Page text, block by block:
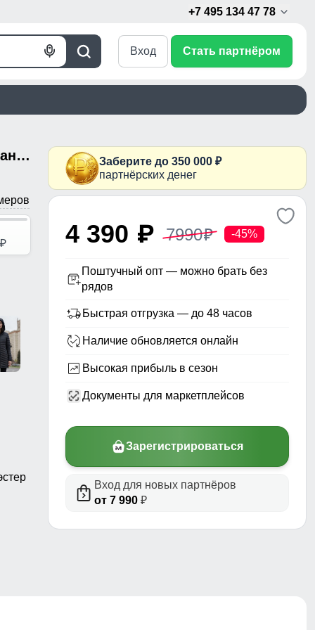
+7 495 134 47 78
Поиск
Голосовой
Вход Стать партнёром
Куртка женская удлинённая стёганая с капюшоном и графеновой подкладкой бордового цвета 9628_1Bo
p
Заберите до 350 000 ₽
партнёрских денег
4 390 p 7990p -45%
Поштучный опт — можно брать без
рядов
Быстрая отгрузка — до 48 часов
Наличие обновляется онлайн
Высокая прибыль в сезон
Документы для маркетплейсов
Зарегистрироваться
Вход для новых партнёров
от 7 990 ₽